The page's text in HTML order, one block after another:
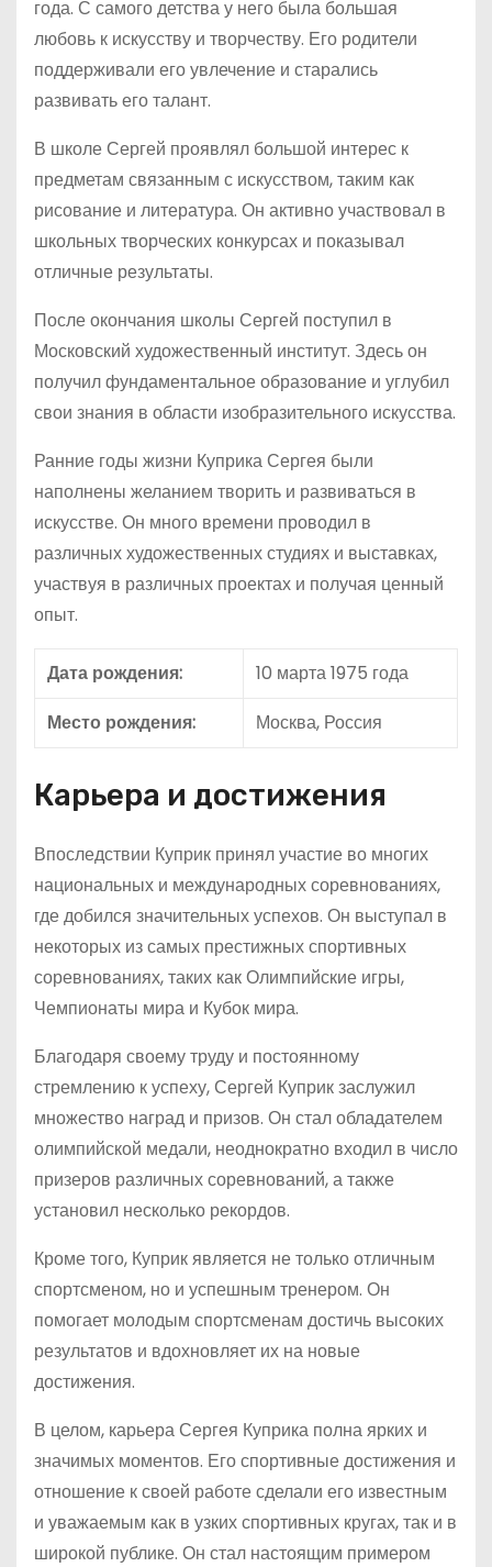
года. С самого детства у него была большая
любовь к искусству и творчеству. Его родители
поддерживали его увлечение и старались
развивать его талант.
В школе Сергей проявлял большой интерес к
предметам связанным с искусством, таким как
рисование и литература. Он активно участвовал в
школьных творческих конкурсах и показывал
отличные результаты.
После окончания школы Сергей поступил в
Московский художественный институт. Здесь он
получил фундаментальное образование и углубил
свои знания в области изобразительного искусства.
Ранние годы жизни Куприка Сергея были
наполнены желанием творить и развиваться в
искусстве. Он много времени проводил в
различных художественных студиях и выставках,
участвуя в различных проектах и получая ценный
опыт.
Дата рождения:
10 марта 1975 года
Место рождения:
Москва, Россия
Карьера и достижения
Впоследствии Куприк принял участие во многих
национальных и международных соревнованиях,
где добился значительных успехов. Он выступал в
некоторых из самых престижных спортивных
соревнованиях, таких как Олимпийские игры,
Чемпионаты мира и Кубок мира.
Благодаря своему труду и постоянному
стремлению к успеху, Сергей Куприк заслужил
множество наград и призов. Он стал обладателем
олимпийской медали, неоднократно входил в число
призеров различных соревнований, а также
установил несколько рекордов.
Кроме того, Куприк является не только отличным
спортсменом, но и успешным тренером. Он
помогает молодым спортсменам достичь высоких
результатов и вдохновляет их на новые
достижения.
В целом, карьера Сергея Куприка полна ярких и
значимых моментов. Его спортивные достижения и
отношение к своей работе сделали его известным
и уважаемым как в узких спортивных кругах, так и в
широкой публике. Он стал настоящим примером